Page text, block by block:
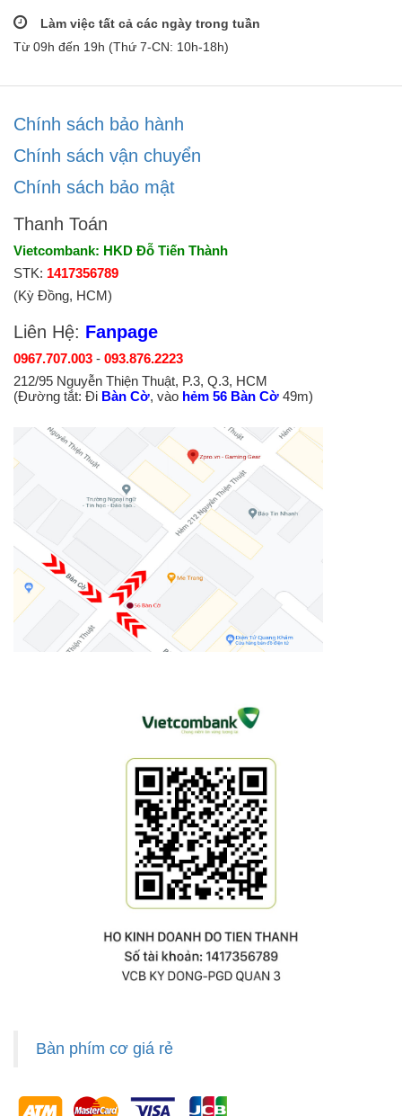
Làm việc tất cả các ngày trong tuần
Từ 09h đến 19h (Thứ 7-CN: 10h-18h)
Chính sách bảo hành
Chính sách vận chuyển
Chính sách bảo mật
Thanh Toán
Vietcombank: HKD Đỗ Tiến Thành
STK: 1417356789
(Kỳ Đồng, HCM)
Liên Hệ: Fanpage
0967.707.003 - 093.876.2223
212/95 Nguyễn Thiện Thuật, P.3, Q.3, HCM
(Đường tắt: Đi Bàn Cờ, vào hẻm 56 Bàn Cờ 49m)
Bàn phím cơ giá rẻ